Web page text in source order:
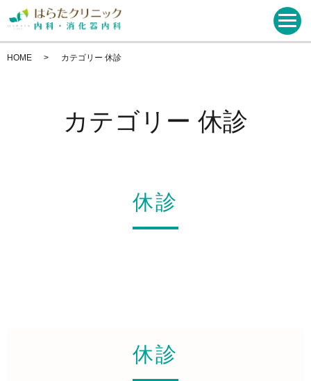
HOME カテゴリー 休診
カテゴリー 休診
休診
休診